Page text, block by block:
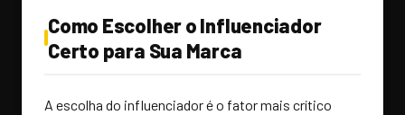
Como Escolher o Influenciador
Certo para Sua Marca
A escolha do influenciador é o fator mais crítico